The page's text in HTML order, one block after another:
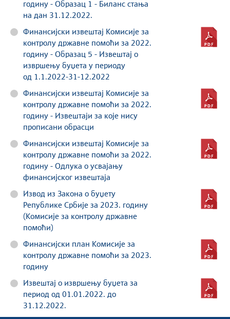
годину - Образац 1 - Биланс стања
на дан 31.12.2022.
Финансијски извештај Комисије за
контролу државне помоћи за 2022.
годину - Образац 5 - Извештај о
извршењу буџета у периоду
од 1.1.2022-31-12.2022
Финансијски извештај Комисије за
контролу државне помоћи за 2022.
годину - Извештаји за које нису
прописани обрасци
Финансијски извештај Комисије за
контролу државне помоћи за 2022.
годину - Одлука о усвајању
финансијског извештаја
Извод из Закона о буџету
Републике Србије за 2023. годину
(Комисије за контролу државне
помоћи)
Финансијски план Комисије за
контролу државне помоћи за 2023.
годину
Извештај о извршењу буџета за
период од 01.01.2022. до
31.12.2022.